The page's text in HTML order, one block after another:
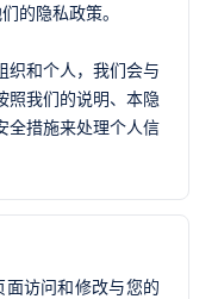
的隐私政策。
织和个人，我们会与
照我们的说明、本隐
全措施来处理个人信
面访问和修改与您的